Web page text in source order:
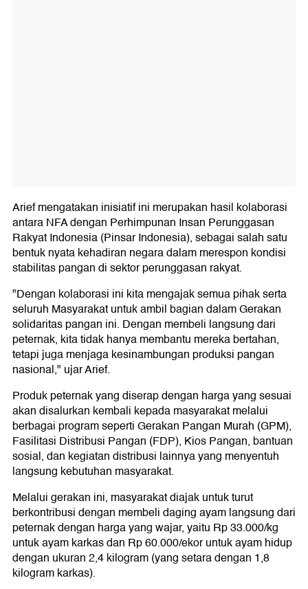
Arief mengatakan inisiatif ini merupakan hasil kolaborasi
antara NFA dengan Perhimpunan Insan Perunggasan
Rakyat Indonesia (Pinsar Indonesia), sebagai salah satu
bentuk nyata kehadiran negara dalam merespon kondisi
stabilitas pangan di sektor perunggasan rakyat.
"Dengan kolaborasi ini kita mengajak semua pihak serta
seluruh Masyarakat untuk ambil bagian dalam Gerakan
solidaritas pangan ini. Dengan membeli langsung dari
peternak, kita tidak hanya membantu mereka bertahan,
tetapi juga menjaga kesinambungan produksi pangan
nasional," ujar Arief.
Produk peternak yang diserap dengan harga yang sesuai
akan disalurkan kembali kepada masyarakat melalui
berbagai program seperti Gerakan Pangan Murah (GPM),
Fasilitasi Distribusi Pangan (FDP), Kios Pangan, bantuan
sosial, dan kegiatan distribusi lainnya yang menyentuh
langsung kebutuhan masyarakat.
Melalui gerakan ini, masyarakat diajak untuk turut
berkontribusi dengan membeli daging ayam langsung dari
peternak dengan harga yang wajar, yaitu Rp 33.000/kg
untuk ayam karkas dan Rp 60.000/ekor untuk ayam hidup
dengan ukuran 2,4 kilogram (yang setara dengan 1,8
kilogram karkas).